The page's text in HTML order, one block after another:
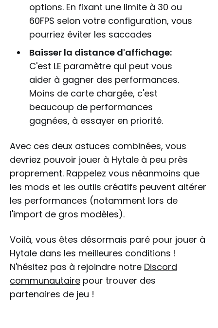
options. En fixant une limite à 30 ou
60FPS selon votre configuration, vous
pourriez éviter les saccades
Baisser la distance d'affichage:
C'est LE paramètre qui peut vous
aider à gagner des performances.
Moins de carte chargée, c'est
beaucoup de performances
gagnées, à essayer en priorité.
Avec ces deux astuces combinées, vous
devriez pouvoir jouer à Hytale à peu près
proprement. Rappelez vous néanmoins que
les mods et les outils créatifs peuvent altérer
les performances (notamment lors de
l'import de gros modèles).
Voilà, vous êtes désormais paré pour jouer à
Hytale dans les meilleures conditions !
N'hésitez pas à rejoindre notre Discord
communautaire pour trouver des
partenaires de jeu !